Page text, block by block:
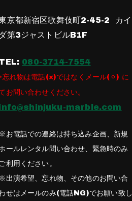
京都新宿区歌舞伎町2-45-2 カイ
ダ第3ジャストビルB1F
080-3714-7554
忘れ物は電話(×)ではなくメール(⚪︎) に
お問い合わせください。
marble.com
※お電話での連絡は持ち込み企画、新規
ールレンタル問い合わせ、緊急時のみ
ご利用ください。
※出演希望、忘れ物、その他のお問い合
せはメールのみ(電話NG)でお願い致し